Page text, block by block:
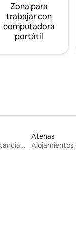
Zona para
trabajar con
computadora
portátil
Alojamientos para estancias largas
Atenas